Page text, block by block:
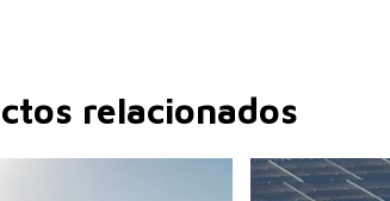
relacionados